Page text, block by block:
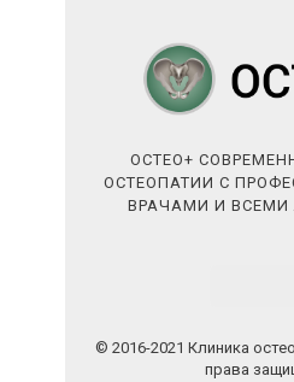
ОСТЕО+
ОСТЕОПАТИИ С
ВРАЧАМИ И
© 2016-2021 Клиника
права